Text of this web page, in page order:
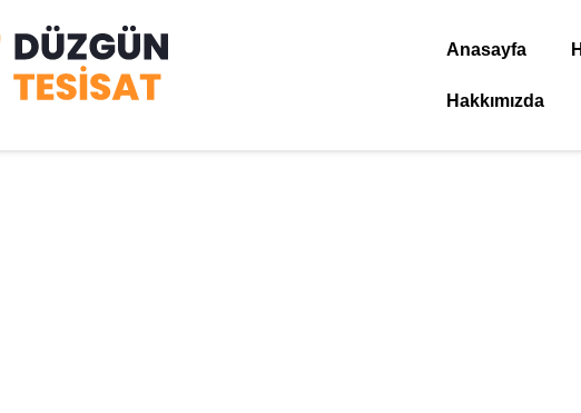
Anasayfa
Hakkımızda